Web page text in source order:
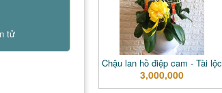
tử
Chậu lan hồ điệp cam - Tài lộc
3,000,000